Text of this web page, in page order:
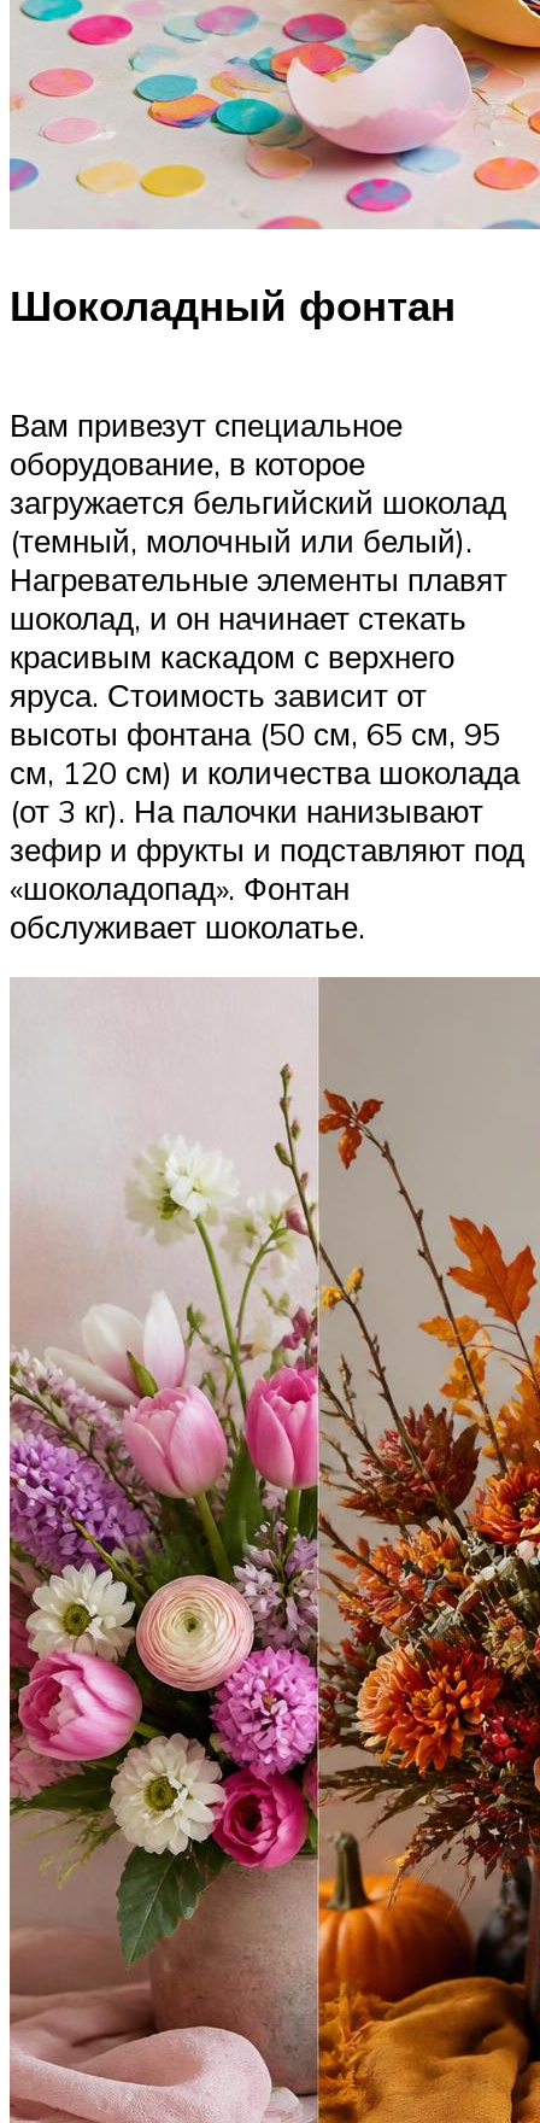
Шоколадный фонтан
Вам привезут специальное
оборудование, в которое
загружается бельгийский шоколад
(темный, молочный или белый).
Нагревательные элементы плавят
шоколад, и он начинает стекать
красивым каскадом с верхнего
яруса. Стоимость зависит от
высоты фонтана (50 см, 65 см, 95
см, 120 см) и количества шоколада
(от 3 кг). На палочки нанизывают
зефир и фрукты и подставляют под
«шоколадопад». Фонтан
обслуживает шоколатье.